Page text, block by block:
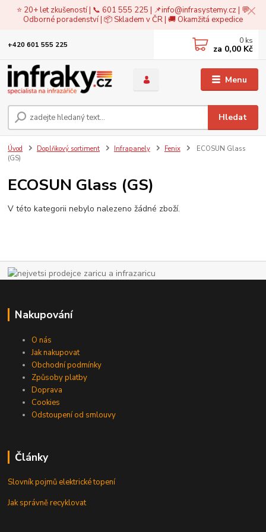
⭐ 20+ let zkušeností | 📞 601 555 225 | 📌info@infrasystemy.cz| 💬
Odborné poradenství | 📦 Skladem v ČR | 🚚 Okamžitá expedice
Menu
Hledat
+420 601 555 225 0 ks
za 0,00 Kč
Úvod Doplňkový sortiment Infrapanely Fenix
ECOSUN Glass
(GS)
ECOSUN Glass (GS)
V této kategorii nebylo nalezeno žádné zboží.
Nakupování
O nás
Jak nakupovat
Obchodní podmínky
Způsoby platby
Doprava
Cookies
Odstoupení od smlouvy
Články
Slovník pojmů elektrické topení
Jak správně recyklovat